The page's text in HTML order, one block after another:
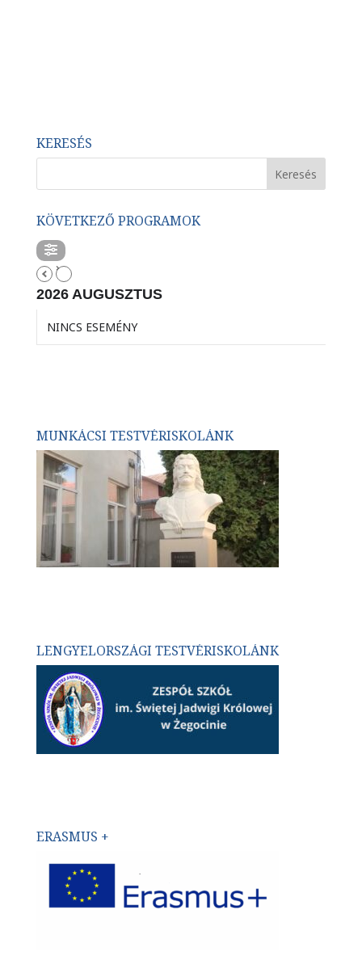
KERESÉS
KÖVETKEZŐ PROGRAMOK
2026 AUGUSZTUS
NINCS ESEMÉNY
MUNKÁCSI TESTVÉRISKOLÁNK
LENGYELORSZÁGI TESTVÉRISKOLÁNK
ERASMUS +